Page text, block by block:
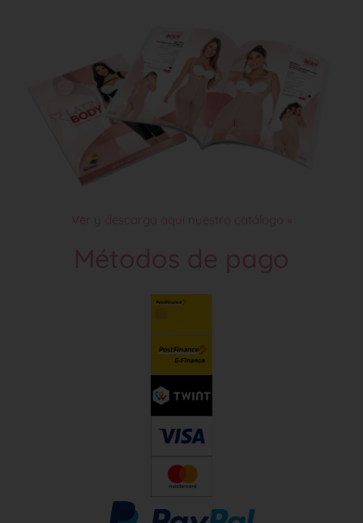
Ver y descarga aquí nuestro catálogo »
Métodos de pago